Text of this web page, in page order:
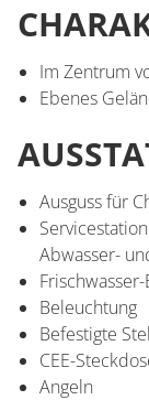
Im Zentrum
Ebenes
Ausguss für
Abwasser-
Beleuchtung
Befestigte
CEE-
Angeln